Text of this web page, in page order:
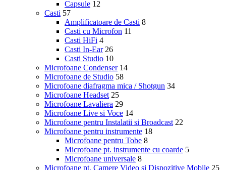
Capsule 12
Casti 57
Amplificatoare de Casti 8
Casti cu Microfon 11
Casti HiFi 4
Casti In-Ear 26
Casti Studio 10
Microfoane Condenser 14
Microfoane de Studio 58
Microfoane diafragma mica / Shotgun 34
Microfoane Headset 25
Microfoane Lavaliera 29
Microfoane Live si Voce 14
Microfoane pentru Instalatii si Broadcast 22
Microfoane pentru instrumente 18
Microfoane pentru Tobe 8
Microfoane pt. instrumente cu coarde 5
Microfoane universale 8
Microfoane pt. Camere Video si Dispozitive Mobile 25